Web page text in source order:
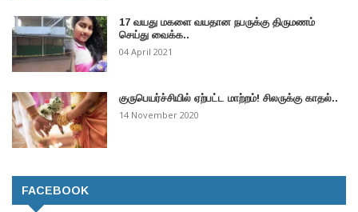
17 வயது மகளை வயதான நபருக்கு திருமணம்
செய்து வைக்க..
04 April 2021
குருபெயர்ச்சியில் ஏற்பட்ட மாற்றம்! சிலருக்கு காதல்..
14 November 2020
FACEBOOK